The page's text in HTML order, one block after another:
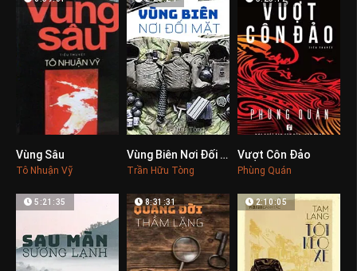
Vùng Sâu
Tô Nhuận Vỹ
0Vùng Biên Nơi Đối Mặt
Trần Hữu Tòng
Vượt Côn Đảo
Phùng Quán
5:21:35 8:31:31 2:10:05